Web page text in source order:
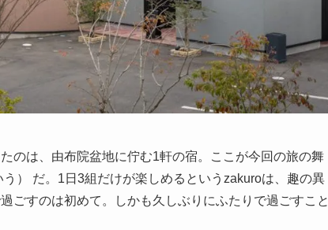
のは、由布院盆地に佇む1軒の宿。ここが今回の旅の舞
） だ。1日3組だけが楽しめるというzakuroは、趣の異
ごすのは初めて。しかも久しぶりにふたりで過ごすこと